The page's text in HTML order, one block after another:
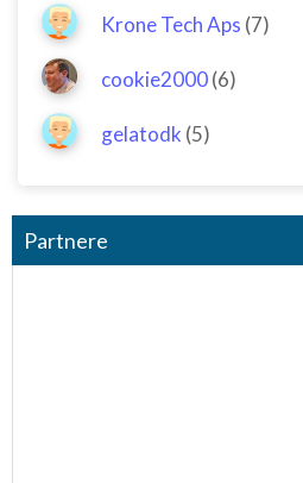
Krone Tech Aps (7)
cookie2000(6)
gelatodk (5)
Partnere